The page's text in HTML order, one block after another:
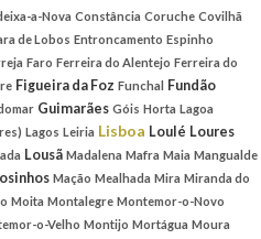
a-Nova Constância Coruche Covilhã
de Lobos Entroncamento Espinho
Faro Ferreira do Alentejo Ferreira do
Figueira da Foz Funchal Fundão
Guimarães Góis Horta Lagoa
Lagos Leiria Lisboa Loulé Loures
Lousã Madalena Mafra Maia Mangualde
Mação Mealhada Mira Miranda do
Moita Montalegre Montemor-o-Novo
o-Velho Montijo Mortágua Moura